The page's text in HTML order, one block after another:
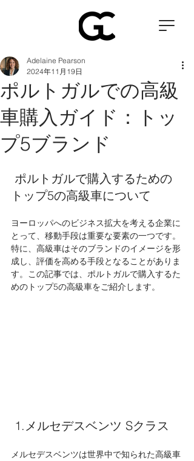
ポルトガルでの高級
車購入ガイド：トッ
プ5ブランド
Adelaine Pearson
2024年11月19日
トップ5の高級車について
ヨーロッパへのビジネス拡大を考える企業に
とって、移動手段は重要な要素の一つです。
特に、高級車はそのブランドのイメージを形
成し、評価を高める手段となることがありま
す。この記事では、ポルトガルで購入するた
めのトップ5の高級車をご紹介します。
1.メルセデスベンツ Sクラス
メルセデスベンツは世界中で知られた高級車